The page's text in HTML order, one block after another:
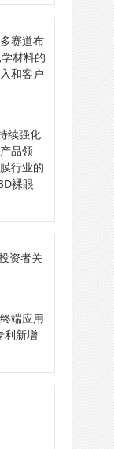
赛道布
材料的
和客户
续强化
品领
行业的
裸眼
资者关
端应用
利新增